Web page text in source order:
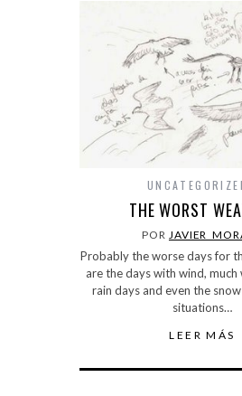
THE WORST
POR
Probably the worse days for
are the days with wind,
rain days and even the
situations…
LEER MÁS